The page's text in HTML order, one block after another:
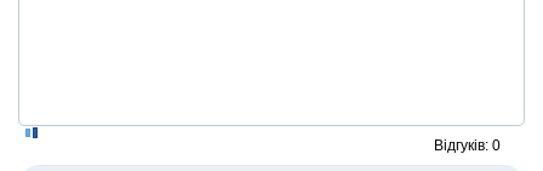
Відгуків: 0